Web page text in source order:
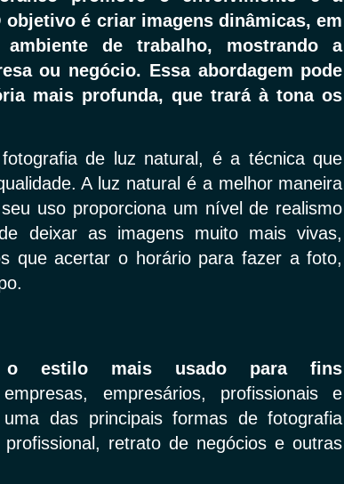
é criar imagens dinâmicas, em
de trabalho, mostrando a
ou negócio. Essa abordagem pode
mais profunda, que trará à tona os
de luz natural, é a técnica que
A luz natural é a melhor maneira
uso proporciona um nível de realismo
deixar as imagens muito mais vivas,
que acertar o horário para fazer a foto,
o estilo mais usado para fins
empresários, profissionais e
das principais formas de fotografia
retrato de negócios e outras